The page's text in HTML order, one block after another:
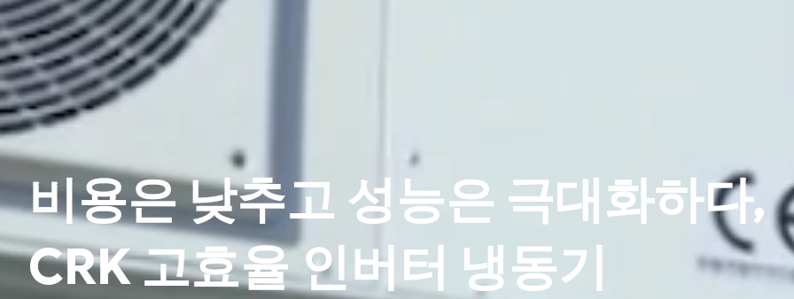
비용은 낮추고 성능은 극대화하다,
CRK 고효율 인버터 냉동기